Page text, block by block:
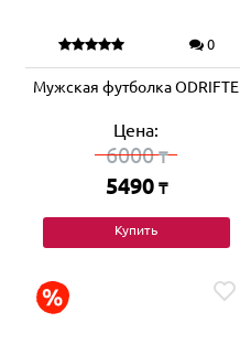
0
Мужская футболка ODRIFTE
Цена:
6000₸
5490 ₸
Купить